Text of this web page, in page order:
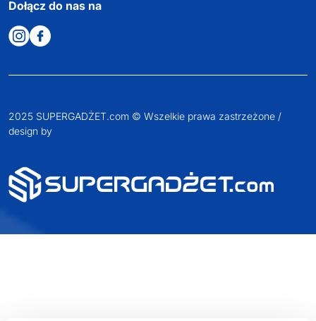
w godzinach 8:00 - 16:00
Dołącz do nas na
design byVENTI